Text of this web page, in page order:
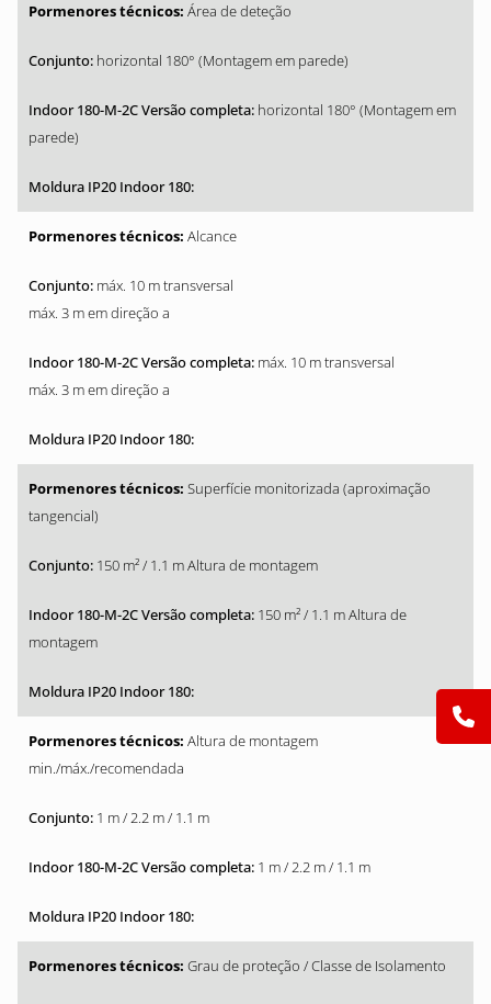
Área de deteção
horizontal 180° (Montagem em parede)
horizontal 180° (Montagem em
parede)
Alcance
máx. 10 m transversal
máx. 3 m em direção a
máx. 10 m transversal
máx. 3 m em direção a
Superfície monitorizada (aproximação
tangencial)
150 m² / 1.1 m Altura de montagem
150 m² / 1.1 m Altura de
montagem
Altura de montagem
min./máx./recomendada
1 m / 2.2 m / 1.1 m
1 m / 2.2 m / 1.1 m
Grau de proteção / Classe de Isolamento